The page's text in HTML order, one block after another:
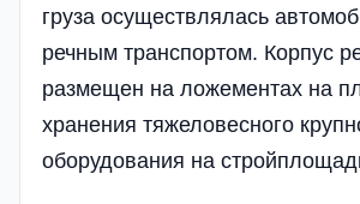
груза осуществлялась
речным транспортом. Корпус
размещен на ложементах на
хранения тяжеловесного
оборудования на